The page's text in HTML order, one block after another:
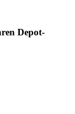
Depot-